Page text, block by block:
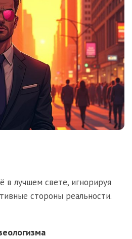
в лучшем свете, игнорируя
стороны реальности.